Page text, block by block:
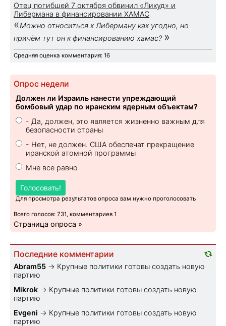
Отец погибшей 7 октября обвинил «Ликуд» и
Либермана в финансировании ХАМАС
«Можно относиться к Либерману как угодно, но
причём тут он к финансированию хамас? »
Средняя оценка комментария: 16
Опрос недели
Должен ли Израиль нанести упреждающий
бомбовый удар по иранским ядерным объектам?
- Да, должен, это является жизненно важным для
безопасности страны
- Нет, не должен. США обеспечат прекращение
иранской атомной программы
Мне все равно
Голосовать!
Для просмотра результатов опроса вам нужно проголосовать
Всего голосов: 731, комментариев 1
Страница опроса »
Последние комментарии
Abram55 → Крупные политики готовы создать новую
партию
Mikrok → Крупные политики готовы создать новую
партию
Evgeni → Крупные политики готовы создать новую
партию